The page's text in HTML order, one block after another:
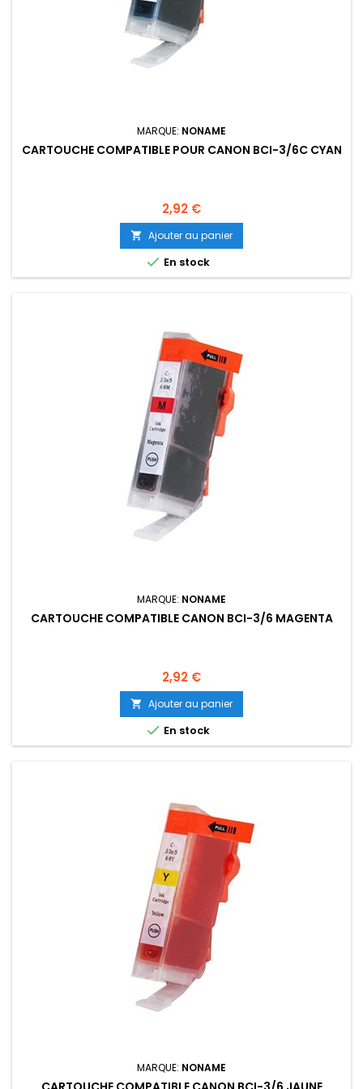
MARQUE: NONAME
CARTOUCHE COMPATIBLE POUR CANON BCI-3/6C CYAN
Prix
2,92 €
 Ajouter au panier
 En stock
MARQUE: NONAME
CARTOUCHE COMPATIBLE CANON BCI-3/6 MAGENTA
Prix
2,92 €
 Ajouter au panier
 En stock
MARQUE: NONAME